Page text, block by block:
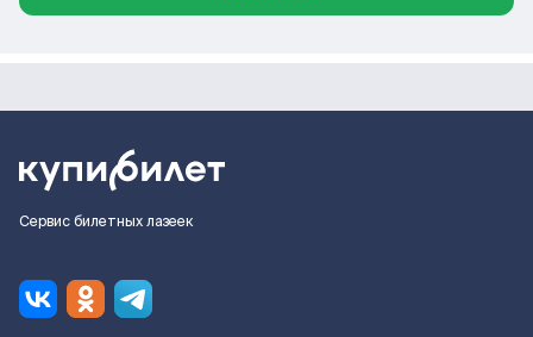
Сервис билетных лазеек